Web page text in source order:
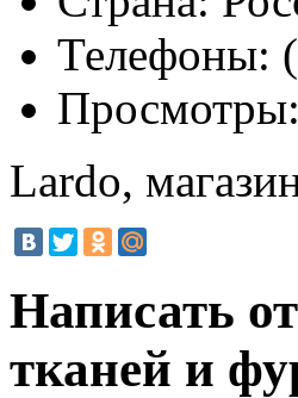
Телефоны:
Просмотры:
Lardo,
Написать
тканей и